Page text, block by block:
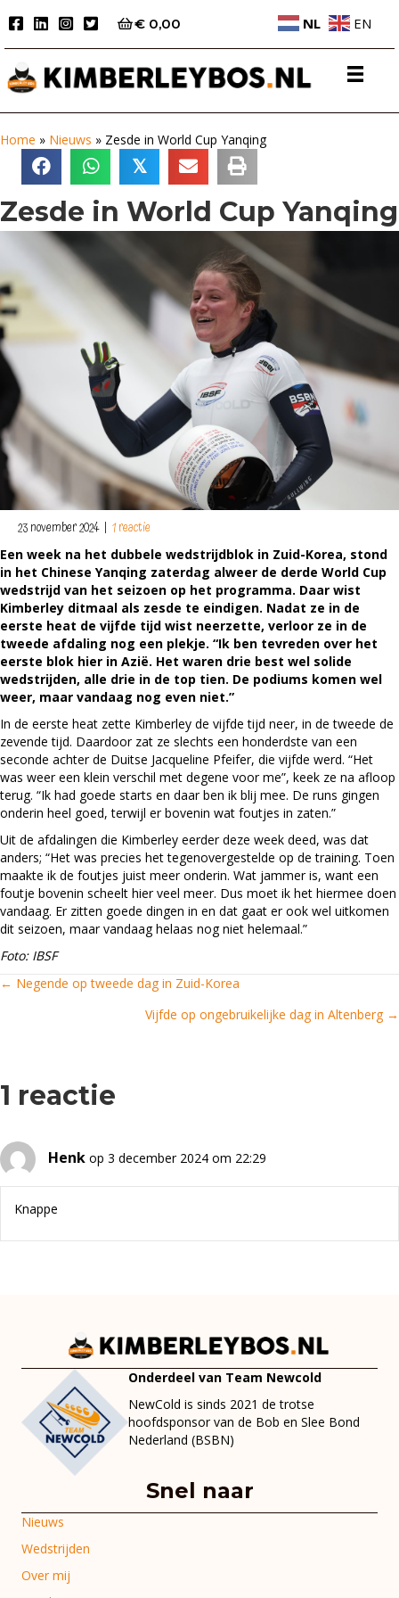
€ 0,00 NL EN
Home » Nieuws » Zesde in World Cup Yanqing
𝕏
Zesde in World Cup Yanqing
23 november 2024 | 1 reactie
Een week na het dubbele wedstrijdblok in Zuid-Korea, stond
in het Chinese Yanqing zaterdag alweer de derde World Cup
wedstrijd van het seizoen op het programma. Daar wist
Kimberley ditmaal als zesde te eindigen. Nadat ze in de
eerste heat de vijfde tijd wist neerzette, verloor ze in de
tweede afdaling nog een plekje. “Ik ben tevreden over het
eerste blok hier in Azië. Het waren drie best wel solide
wedstrijden, alle drie in de top tien. De podiums komen wel
weer, maar vandaag nog even niet.”
In de eerste heat zette Kimberley de vijfde tijd neer, in de tweede de
zevende tijd. Daardoor zat ze slechts een honderdste van een
seconde achter de Duitse Jacqueline Pfeifer, die vijfde werd. “Het
was weer een klein verschil met degene voor me”, keek ze na afloop
terug. “Ik had goede starts en daar ben ik blij mee. De runs gingen
onderin heel goed, terwijl er bovenin wat foutjes in zaten.”
Uit de afdalingen die Kimberley eerder deze week deed, was dat
anders; “Het was precies het tegenovergestelde op de training. Toen
maakte ik de foutjes juist meer onderin. Wat jammer is, want een
foutje bovenin scheelt hier veel meer. Dus moet ik het hiermee doen
vandaag. Er zitten goede dingen in en dat gaat er ook wel uitkomen
dit seizoen, maar vandaag helaas nog niet helemaal.”
Foto: IBSF
Posts
navigation
← Negende op tweede dag in Zuid-Korea
Vijfde op ongebruikelijke dag in Altenberg →
1 reactie
Henk op 3 december 2024 om 22:29
Knappe
Onderdeel van Team Newcold
NewCold is sinds 2021 de trotse
hoofdsponsor van de Bob en Slee Bond
Nederland (BSBN)
Snel naar
Nieuws
Wedstrijden
Over mij